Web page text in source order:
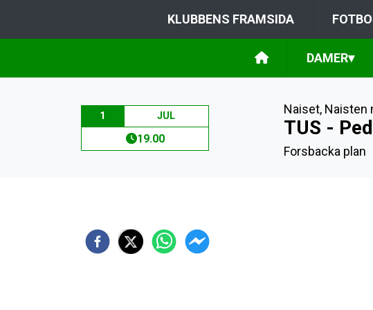
KLUBBENS FRAMSIDA
DAMER▾
1 JUL
19.00
Naiset, Naisten
TUS -
Forsbacka plan